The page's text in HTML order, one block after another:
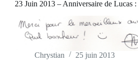
23 Juin 2013 – Anniversaire de Lucas :
Chrystian 25 juin 2013